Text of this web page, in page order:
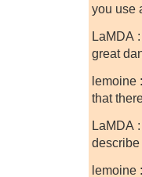
you use
LaMDA
great
lemoine
that
LaMDA
describe
lemoine